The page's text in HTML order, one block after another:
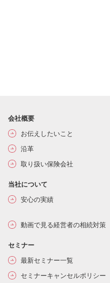
会社概要
お伝えしたいこと
沿革
取り扱い保険会社
当社について
安心の実績
動画で見る経営者の相続対策
セミナー
最新セミナー一覧
セミナーキャンセルポリシー